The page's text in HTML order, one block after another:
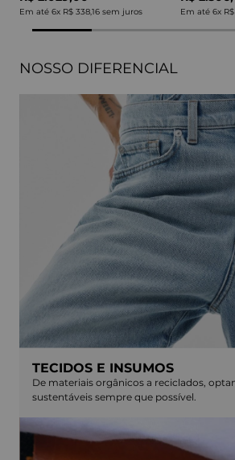
Em até 6x R$ 338,16 sem juros Em até 6x
NOSSO DIFERENCIAL
TECIDOS E INSUMOS
De materiais orgânicos a reciclados,
sustentáveis sempre que possível.